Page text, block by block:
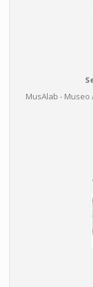
MusAlab - Museo